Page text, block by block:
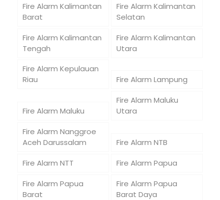
Fire Alarm Kalimantan
Barat
Fire Alarm Kalimantan
Selatan
Fire Alarm Kalimantan
Tengah
Fire Alarm Kalimantan
Utara
Fire Alarm Kepulauan
Riau
Fire Alarm Lampung
Fire Alarm Maluku
Fire Alarm Maluku
Utara
Fire Alarm Nanggroe
Aceh Darussalam
Fire Alarm NTB
Fire Alarm NTT
Fire Alarm Papua
Fire Alarm Papua
Barat
Fire Alarm Papua
Barat Daya